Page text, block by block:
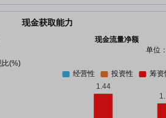
现金获取能力
现金流量净额
单位